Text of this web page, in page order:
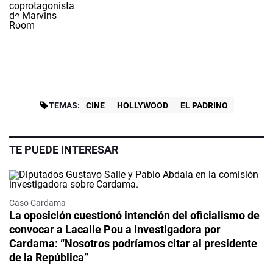
TEMAS: CINE HOLLYWOOD EL PADRINO
TE PUEDE INTERESAR
Caso Cardama
La oposición cuestionó intención del oficialismo de
convocar a Lacalle Pou a investigadora por
Cardama: “Nosotros podríamos citar al presidente
de la República”